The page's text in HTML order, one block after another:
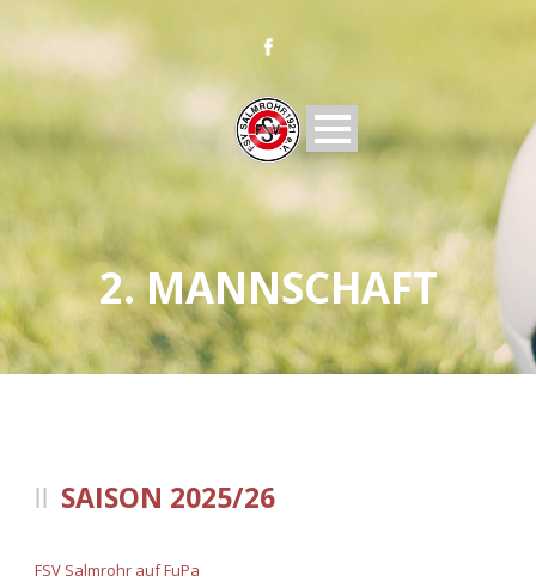
2. MANNSCHAFT
SAISON 2025/26
FSV Salmrohr auf FuPa